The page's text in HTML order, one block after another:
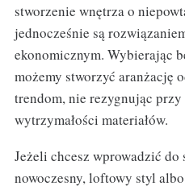
stworzenie wnętrza o
jednocześnie są
ekonomicznym. Wybierając
możemy stworzyć aranżację
trendom, nie rezygnując
wytrzymałości materiałów.
Jeżeli chcesz wprowadzić do
nowoczesny, loftowy styl